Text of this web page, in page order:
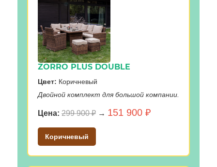
ZORRO PLUS DOUBLE
Цвет: Коричневый
Двойной комплект для большой компании.
Цена: 299 900 ₽ → 151 900 ₽
Коричневый